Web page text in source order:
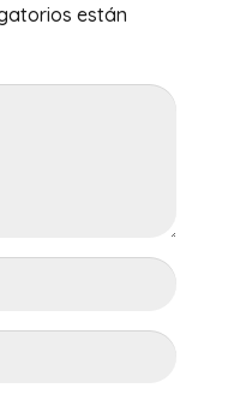
están